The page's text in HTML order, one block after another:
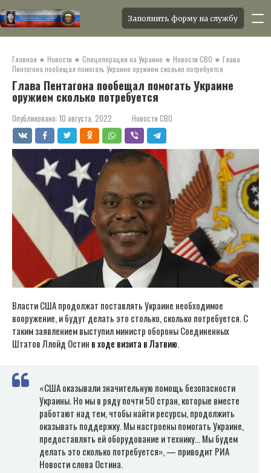
контенту
Заполнить форму на службу
Главная ★ Новости ★ Спецоперация на Украине ★ Новости СВО ★ Глава
Пентагона пообещал помогать Украине оружием сколько потребуется
Глава Пентагона пообещал помогать Украине
оружием сколько потребуется
Опубликовано: 10 августа, 2022 Новости СВО
Власти США продолжат поставлять Украине необходимое
вооружение, и будут делать это столько, сколько потребуется. С
таким заявлением выступил министр обороны Соединенных
Штатов Ллойд Остин в ходе визита в Латвию.
«США оказывали значительную помощь безопасности
Украины. Но мы в ряду почти 50 стран, которые вместе
работают над тем, чтобы найти ресурсы, продолжить
оказывать поддержку. Мы настроены помогать Украине,
предоставлять ей оборудование и технику… Мы будем
делать это сколько потребуется», — приводит РИА
Новости слова Остина.